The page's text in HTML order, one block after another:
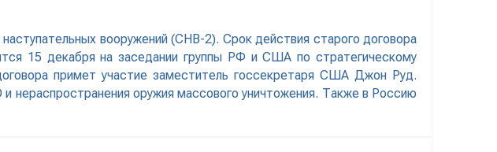
вооружений (СНВ-2). Срок действия старого договора
15 декабря на заседании группы РФ и США по стратегическому
примет участие заместитель госсекретаря США Джон Руд.
нераспространения оружия массового уничтожения. Также в Россию